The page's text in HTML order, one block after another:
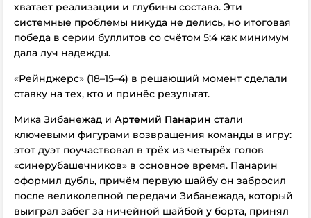
хватает реализации и глубины состава. Эти
системные проблемы никуда не делись, но итоговая
победа в серии буллитов со счётом 5:4 как минимум
дала луч надежды.
«Рейнджерс» (18–15–4) в решающий момент сделали
ставку на тех, кто и принёс результат.
Мика Зибанежад и Артемий Панарин стали
ключевыми фигурами возвращения команды в игру:
этот дуэт поучаствовал в трёх из четырёх голов
«синерубашечников» в основное время. Панарин
оформил дубль, причём первую шайбу он забросил
после великолепной передачи Зибанежада, который
выиграл забег за ничейной шайбой у борта, принял